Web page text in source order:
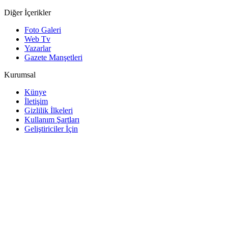
Diğer İçerikler
Foto Galeri
Web Tv
Yazarlar
Gazete Manşetleri
Kurumsal
Künye
İletişim
Gizlilik İlkeleri
Kullanım Şartları
Geliştiriciler İçin